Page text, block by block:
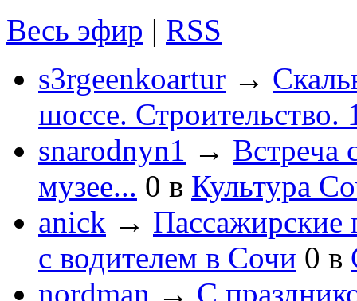
Весь эфир | RSS
s3rgeenkoartur →
шоссе. Строительство.
snarodnyn1 → Встреча
музее... 0 в Культура
anick → Пассажирские
с водителем в Сочи 0 в
nordman → С